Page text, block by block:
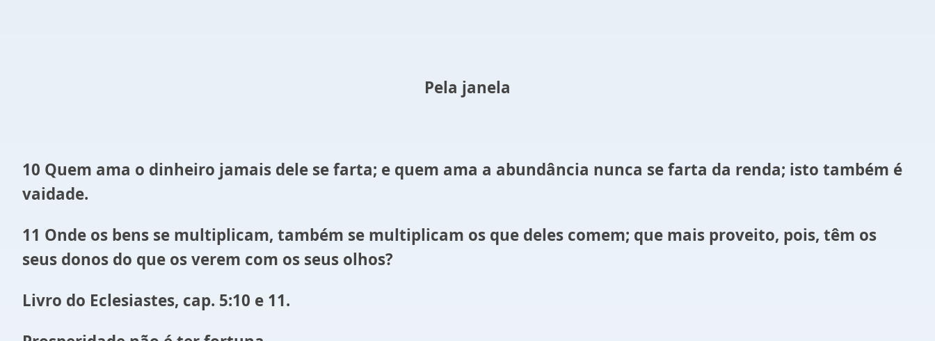
Pela janela
10 Quem ama o dinheiro jamais dele se farta; e quem ama a abundância nunca se farta da renda; isto também é
vaidade.
11 Onde os bens se multiplicam, também se multiplicam os que deles comem; que mais proveito, pois, têm os
seus donos do que os verem com os seus olhos?
Livro do Eclesiastes, cap. 5:10 e 11.